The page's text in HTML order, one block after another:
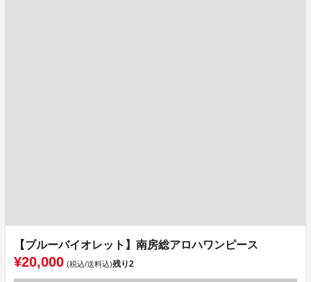
【ブルーバイオレット】南房総アロハワンピース
¥20,000 (税込/送料込)残り2